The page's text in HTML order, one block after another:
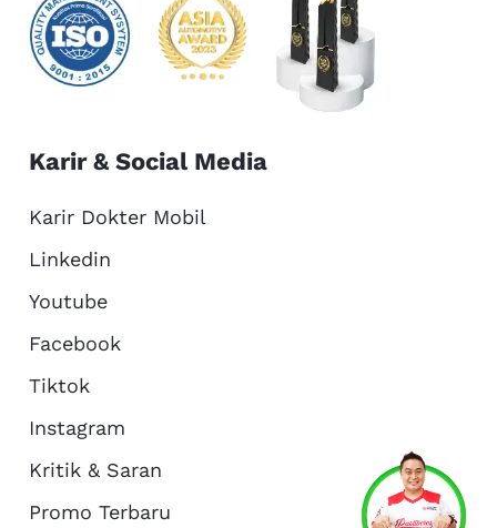
About Us
Karir & Social Media
Karir Dokter Mobil
Linkedin
Youtube
Facebook
Tiktok
Instagram
Kritik & Saran
Promo Terbaru